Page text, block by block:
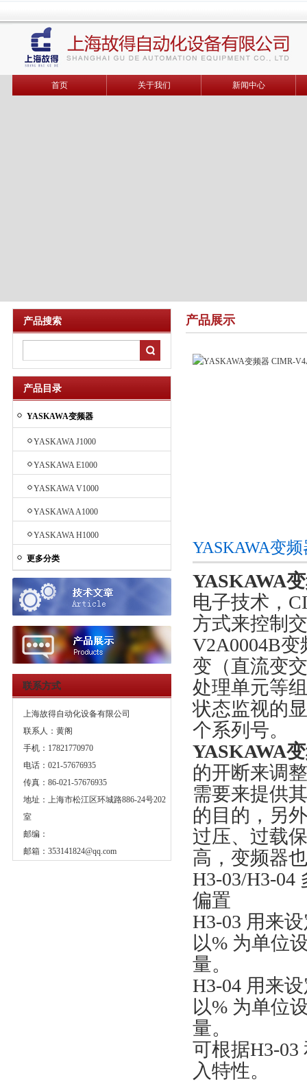
首页 关于我们 新闻中心
产品搜索
产品目录
YASKAWA变频器
YASKAWA J1000
YASKAWA E1000
YASKAWA V1000
YASKAWA A1000
YASKAWA H1000
更多分类
联系方式
上海故得自动化设备有限公司
联系人：黄阁
手机：17821770970
电话：021-57676935
传真：86-021-57676935
地址：上海市松江区环城路886-24号202
室
邮编：
邮箱： 353141824@qq.com
产品展示
YASKAWA变
YASKAWA
电子技术，
方式来控制
V2A0004B
变（直流变
处理单元等
状态监视的
个系列号。
YASKAWA
的开断来调
需要来提供
的目的，另
过压、过载
高，变频器
H3-03/H3-04
偏置
H3-03 用来
以% 为单位
量。
H3-04 用来
以% 为单位
量。
可根据H3-03
入特性。